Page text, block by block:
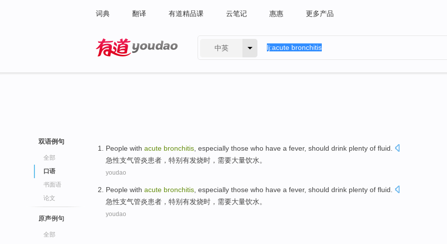
词典 翻译 有道精品课 云笔记 惠惠 更多产品
中英
双语例句
全部
口语
书面语
论文
原声例句
全部
People with acute bronchitis especially those who have a fever, should drink plenty of fluid
急性支气管炎患者 ， 特别有发烧时， 需要大量饮水。
youdao
People with acute bronchitis especially those who have a fever, should drink plenty of fluid
急性支气管炎患者 ， 特别有发烧时， 需要大量饮水。
youdao